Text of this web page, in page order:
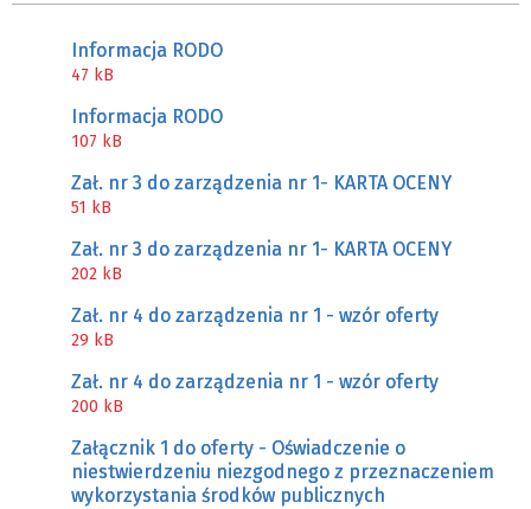
Informacja RODO
47 kB
Informacja RODO
107 kB
Zał. nr 3 do zarządzenia nr 1- KARTA OCENY
51 kB
Zał. nr 3 do zarządzenia nr 1- KARTA OCENY
202 kB
Zał. nr 4 do zarządzenia nr 1 - wzór oferty
29 kB
Zał. nr 4 do zarządzenia nr 1 - wzór oferty
200 kB
Załącznik 1 do oferty - Oświadczenie o
niestwierdzeniu niezgodnego z przeznaczeniem
wykorzystania środków publicznych